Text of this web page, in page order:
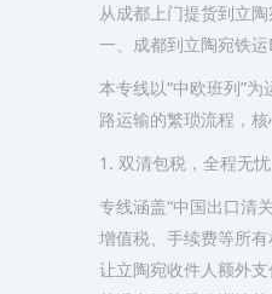
从成都上门提货到立
一、成都到立陶宛铁
本专线以“中欧班列”
路运输的繁琐流程，
1. 双清包税，全程无
专线涵盖“中国出口清
增值税、手续费等所
让立陶宛收件人额外